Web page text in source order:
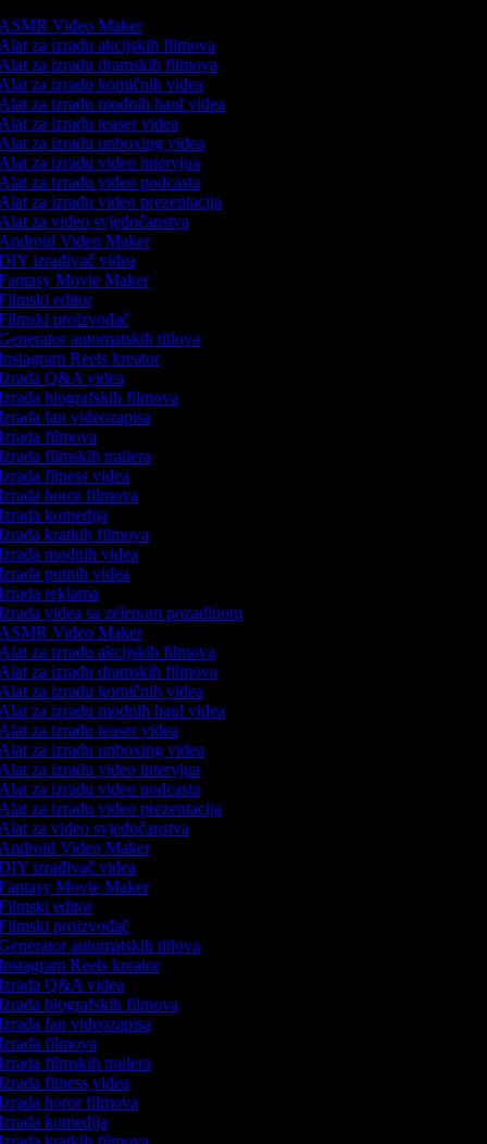
Video Maker
za izradu akcijskih filmova
za izradu dramskih filmova
za izradu komičnih videa
za izradu modnih haul videa
za izradu teaser videa
za izradu unboxing videa
za izradu video intervjua
za izradu video podcasta
za izradu video prezentacija
za video svjedočanstva
Video Maker
izrađivač videa
Movie Maker
editor
proizvođač
automatskih titlova
Reels kreator
Q&A videa
biografskih filmova
fan videozapisa
filmova
filmskih trailera
fitness videa
horor filmova
komedija
kratkih filmova
modnih videa
putnih videa
reklama
videa sa zelenom pozadinom
Video Maker
za izradu akcijskih filmova
za izradu dramskih filmova
za izradu komičnih videa
za izradu modnih haul videa
za izradu teaser videa
za izradu unboxing videa
za izradu video intervjua
za izradu video podcasta
za izradu video prezentacija
za video svjedočanstva
Video Maker
izrađivač videa
Movie Maker
editor
proizvođač
automatskih titlova
Reels kreator
Q&A videa
biografskih filmova
fan videozapisa
filmova
filmskih trailera
fitness videa
horor filmova
komedija